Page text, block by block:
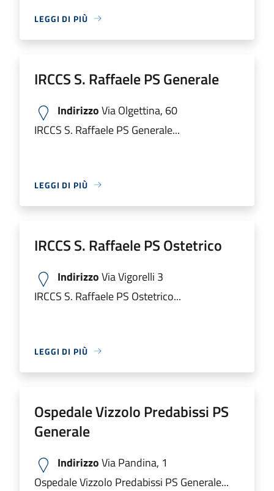
LEGGI DI PIÙ
IRCCS S. Raffaele PS Generale
IndirizzoVia Olgettina, 60
IRCCS S. Raffaele PS Generale...
LEGGI DI PIÙ
IRCCS S. Raffaele PS Ostetrico
IndirizzoVia Vigorelli 3
IRCCS S. Raffaele PS Ostetrico...
LEGGI DI PIÙ
Ospedale Vizzolo Predabissi PS
Generale
IndirizzoVia Pandina, 1
Ospedale Vizzolo Predabissi PS Generale...